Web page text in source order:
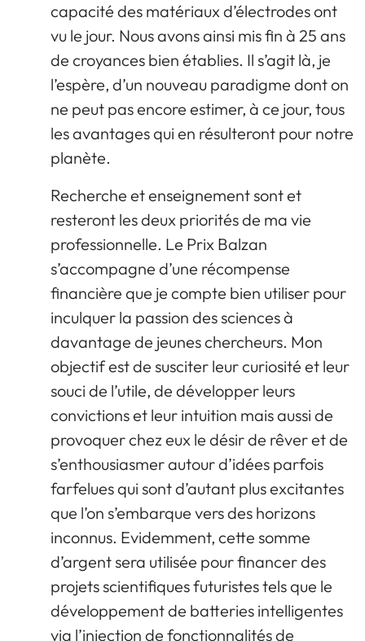
capacité des matériaux d’électrodes ont
vu le jour. Nous avons ainsi mis fin à 25 ans
de croyances bien établies. Il s’agit là, je
l’espère, d’un nouveau paradigme dont on
ne peut pas encore estimer, à ce jour, tous
les avantages qui en résulteront pour notre
planète.
Recherche et enseignement sont et
resteront les deux priorités de ma vie
professionnelle. Le Prix Balzan
s’accompagne d’une récompense
financière que je compte bien utiliser pour
inculquer la passion des sciences à
davantage de jeunes chercheurs. Mon
objectif est de susciter leur curiosité et leur
souci de l’utile, de développer leurs
convictions et leur intuition mais aussi de
provoquer chez eux le désir de rêver et de
s’enthousiasmer autour d’idées parfois
farfelues qui sont d’autant plus excitantes
que l’on s’embarque vers des horizons
inconnus. Evidemment, cette somme
d’argent sera utilisée pour financer des
projets scientifiques futuristes tels que le
développement de batteries intelligentes
via l’injection de fonctionnalités de